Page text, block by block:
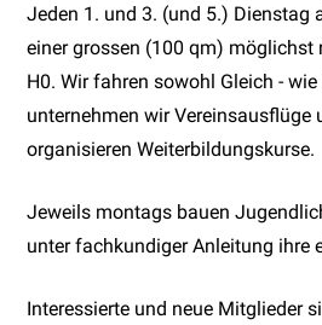
Jeden 1. und 3. (und 5.) Dienstag
einer grossen (100 qm) möglichst
H0. Wir fahren sowohl Gleich -
unternehmen wir Vereinsausflüge
organisieren Weiterbildungskurse.
Jeweils montags bauen
unter fachkundiger Anleitung ihre
Interessierte und neue Mitglieder